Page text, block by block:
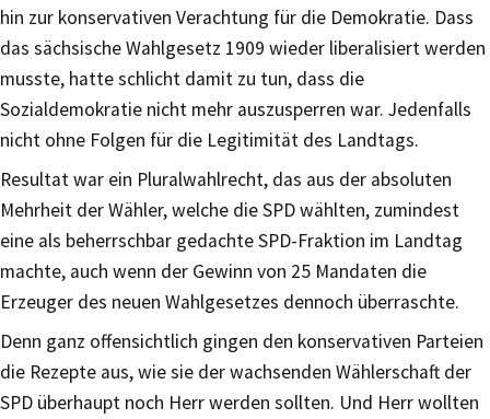
hin zur konservativen Verachtung für die Demokratie. Dass
das sächsische Wahlgesetz 1909 wieder liberalisiert werden
musste, hatte schlicht damit zu tun, dass die
Sozialdemokratie nicht mehr auszusperren war. Jedenfalls
nicht ohne Folgen für die Legitimität des Landtags.
Resultat war ein Pluralwahlrecht, das aus der absoluten
Mehrheit der Wähler, welche die SPD wählten, zumindest
eine als beherrschbar gedachte SPD-Fraktion im Landtag
machte, auch wenn der Gewinn von 25 Mandaten die
Erzeuger des neuen Wahlgesetzes dennoch überraschte.
Denn ganz offensichtlich gingen den konservativen Parteien
die Rezepte aus, wie sie der wachsenden Wählerschaft der
SPD überhaupt noch Herr werden sollten. Und Herr wollten